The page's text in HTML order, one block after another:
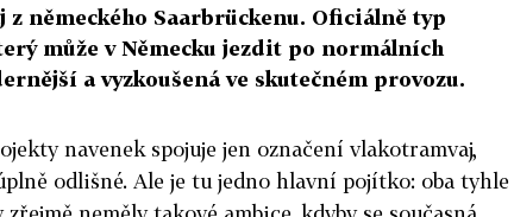
z německého Saarbrückenu. Oficiálně typ
může v Německu jezdit po normálních
a vyzkoušená ve skutečném provozu.
navenek spojuje jen označení vlakotramvaj,
odlišné. Ale je tu jedno hlavní pojítko: oba tyhle